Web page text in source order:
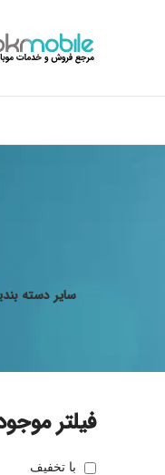
سایر دسته
فیلتر
با تخفیف